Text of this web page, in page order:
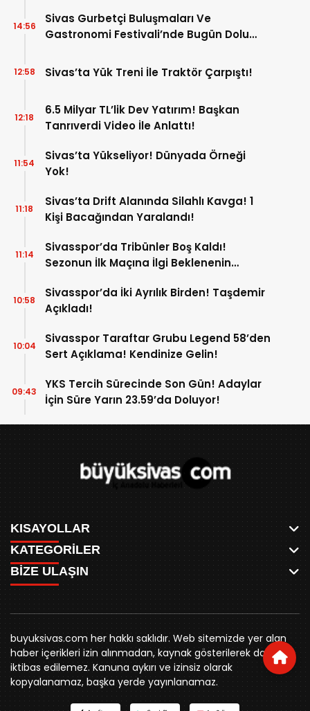
Sivas Gurbetçi Buluşmaları Ve
Gastronomi Festivali’nde Bugün Dolu
14:56
Sivas’ta Yük Treni İle Traktör Çarpıştı!
12:58
6.5 Milyar TL’lik Dev Yatırım! Başkan
Tanrıverdi Video İle Anlattı!
12:18
Sivas’ta Yükseliyor! Dünyada Örneği
Yok!
11:54
Sivas’ta Drift Alanında Silahlı Kavga! 1
Kişi Bacağından Yaralandı!
11:18
Sivasspor’da Tribünler Boş Kaldı!
Sezonun İlk Maçına İlgi Beklenenin
11:14
Sivasspor’da İki Ayrılık Birden! Taşdemir
Açıkladı!
10:58
Sivasspor Taraftar Grubu Legend 58’den
Sert Açıklama! Kendinize Gelin!
10:04
YKS Tercih Sürecinde Son Gün! Adaylar
İçin Süre Yarın 23.59’da Doluyor!
09:43
KISAYOLLAR
ANASAYFA
AKSU CANLI
MEYDAN CANLI
MEDRESELER CANLI
MERAKÜM CANLI
YUKARI TEKKE CANLI
KURUMSAL KİMLİK
REKLAM FİYATLARI
BİZE ULAŞIN
KÜNYE
KATEGORİLER
WHATSAPP
SPOR
SİYASET
BELEDİYE
SİVAS VALİLİĞİ
ÜNİVERSİTE
KURUMLAR
STK
YORUM
BİZE ULAŞIN
0346 221 00 60
buyuksivashaber@gmail.com
Örtülüpınar Mah. İnönü Bulvarı Özkahya Apt. Kat:3 D:7
Sivas
buyuksivas.com her hakkı saklıdır. Web sitemizde yer alan
haber içerikleri izin alınmadan, kaynak gösterilerek dahi
iktibas edilemez. Kanuna aykırı ve izinsiz olarak
kopyalanamaz, başka yerde yayınlanamaz.